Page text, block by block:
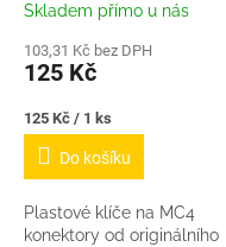
Skladem přímo u nás
103,31 Kč bez DPH
125 Kč
Měrná
cena:
125 Kč / 1 ks
Do košíku
Plastové klíče na MC4
konektory od originálního